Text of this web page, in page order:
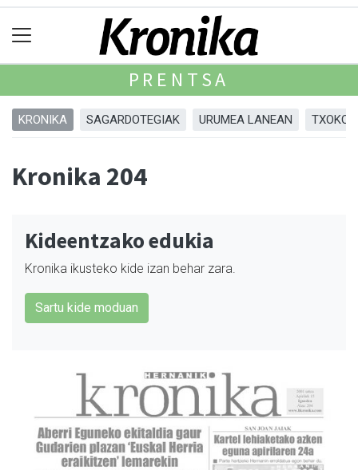
PRENTSA
KRONIKA SAGARDOTEGIAK URUMEA LANEAN
Kronika 204
Kideentzako edukia
Kronika ikusteko kide izan behar zara.
Sartu kide moduan